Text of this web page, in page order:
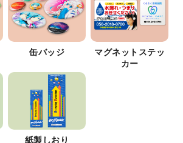
缶バッジ
マグネットステッ
カー
紙製しおり